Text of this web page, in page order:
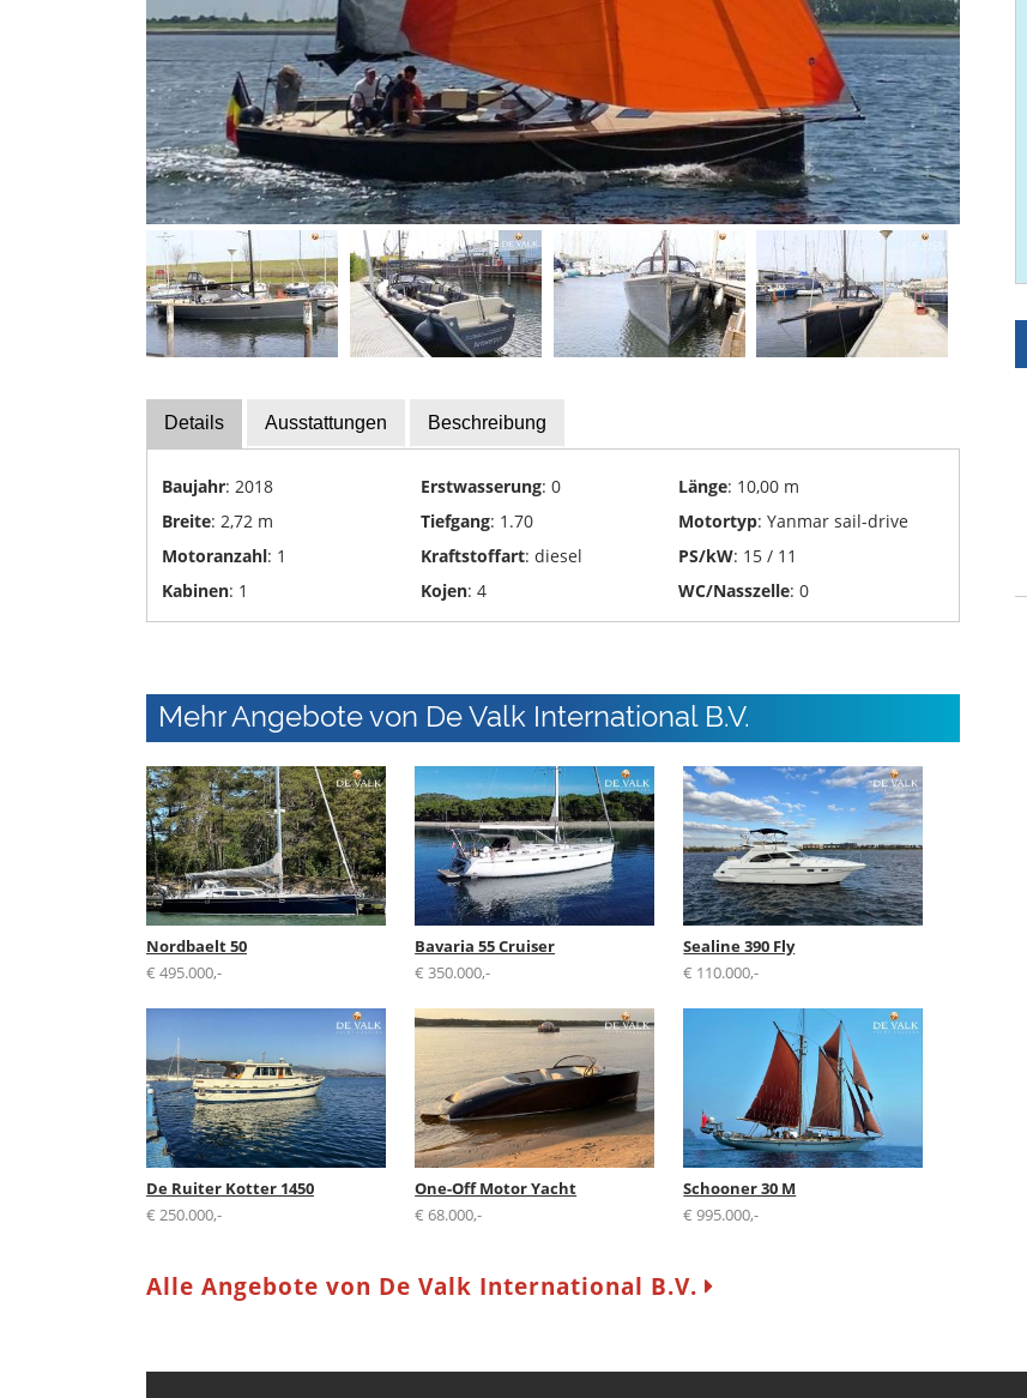
Sachverständige
Segel-
Sportbootschulen
Versicherungen
Yacht-
Recycling
Entsorgung
Yachttransporte
Yachtwerften
Details Ausstattungen Beschreibung
Baujahr: 2018 Erstwasserung: 0 Länge: 10,00 m
Breite: 2,72 m Tiefgang: 1.70 Motortyp: Yanmar sail-drive
Motoranzahl: 1 Kraftstoffart: diesel PS/kW: 15 / 11
Kabinen: 1 Kojen: 4 WC/Nasszelle: 0
Mehr Angebote von De Valk International B.V.
Nordbaelt 50
€ 495.000,-
Bavaria 55 Cruiser
€ 350.000,-
Sealine 390 Fly
€ 110.000,-
De Ruiter Kotter 1450
€ 250.000,-
One-Off Motor Yacht
€ 68.000,-
Schooner 30 M
€ 995.000,-
Alle Angebote von De Valk International B.V.